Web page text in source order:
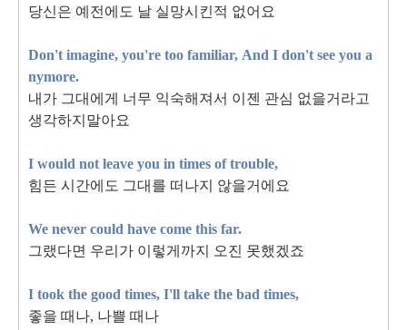
당신은 예전에도 날 실망시킨적 없어요
Don't imagine, you're too familiar, And I don't see you a
nymore.
내가 그대에게 너무 익숙해져서 이젠 관심 없을거라고
생각하지말아요
I would not leave you in times of trouble,
힘든 시간에도 그대를 떠나지 않을거에요
We never could have come this far.
그랬다면 우리가 이렇게까지 오진 못했겠죠
I took the good times, I'll take the bad times,
좋을 때나, 나쁠 때나